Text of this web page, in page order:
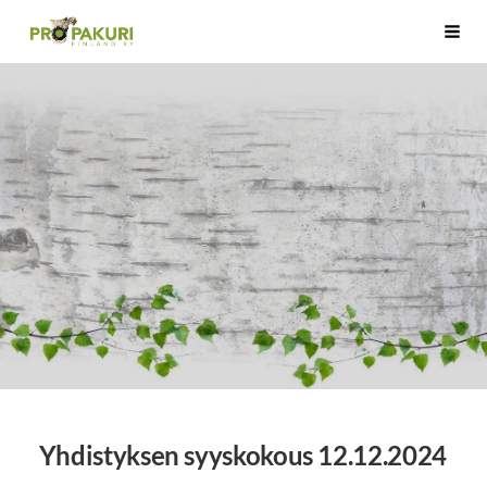
Siirry
Pro Pakuri Finland ry
Yhdistyksen syyskokous 12.12.2024